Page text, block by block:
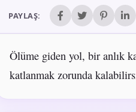
PAYLAŞ:
Ölüme giden yol, bir anlık
katlanmak zorunda